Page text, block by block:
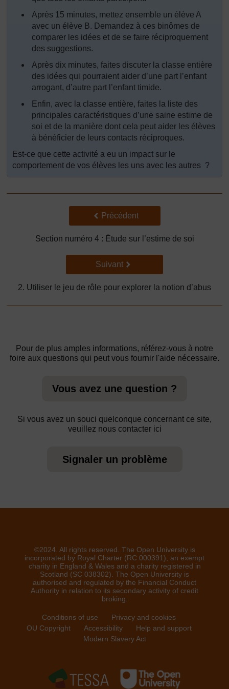
Après 15 minutes, mettez ensemble un élève A
avec un élève B. Demandez à ces binômes de
comparer les idées et de se faire réciproquement
des suggestions.
Après dix minutes, faites discuter la classe entière
des idées qui pourraient aider d’une part l’enfant
arrogant, d’autre part l’enfant timide.
Enfin, avec la classe entière, faites la liste des
principales caractéristiques d’une saine estime de
soi et de la manière dont cela peut aider les élèves
à bénéficier de leurs contacts réciproques.
Est-ce que cette activité a eu un impact sur le
comportement de vos élèves les uns avec les autres ?
Précédent
Précédent
Section numéro 4 : Étude sur l’estime de soi
Suivant
Suivant
2. Utiliser le jeu de rôle pour explorer la notion d’abus
Pour de plus amples informations, référez-vous à notre
foire aux questions qui peut vous fournir l'aide nécessaire.
Vous avez une question ?
Si vous avez un souci quelconque concernant ce site,
veuillez nous contacter ici
Signaler un problème
©2024. All rights reserved. The Open University is
incorporated by Royal Charter (RC 000391), an exempt
charity in England & Wales and a charity registered in
Scotland (SC 038302). The Open University is
authorised and regulated by the Financial Conduct
Authority in relation to its secondary activity of credit
broking.
Conditions of use
Privacy and cookies
OU Copyright
Accessibility
Help and support
Modern Slavery Act